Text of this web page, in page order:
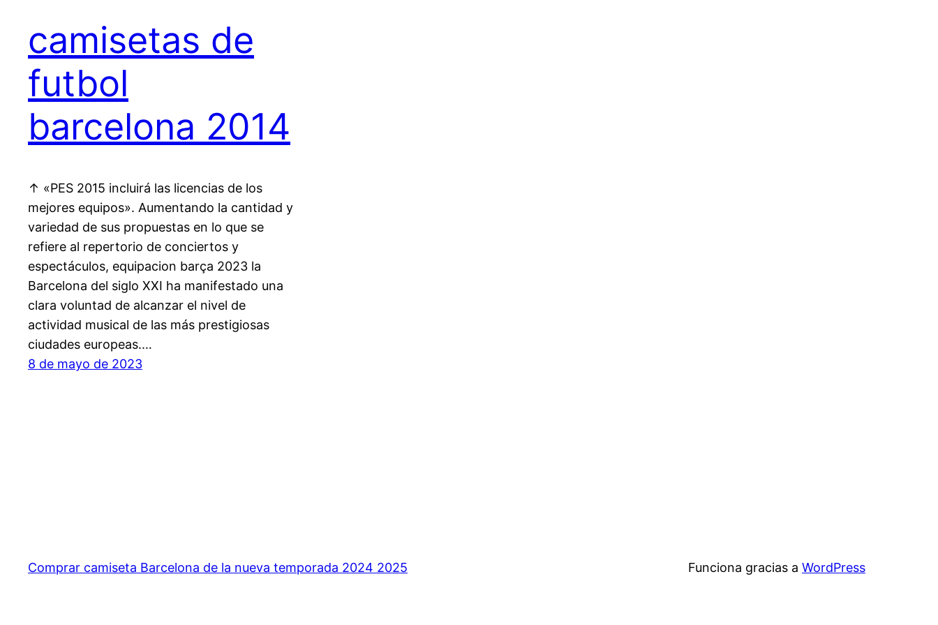
camisetas de
futbol
barcelona 2014
↑ «PES 2015 incluirá las licencias de los
mejores equipos». Aumentando la cantidad y
variedad de sus propuestas en lo que se
refiere al repertorio de conciertos y
espectáculos, equipacion barça 2023 la
Barcelona del siglo XXI ha manifestado una
clara voluntad de alcanzar el nivel de
actividad musical de las más prestigiosas
ciudades europeas.…
8 de mayo de 2023
Comprar camiseta Barcelona de la nueva temporada 2024 2025 Funciona gracias a WordPress